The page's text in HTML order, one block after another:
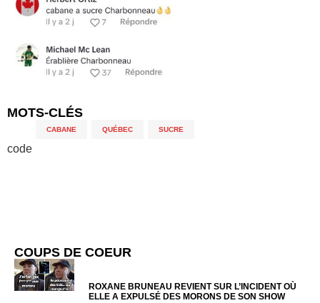
MOTS-CLÉS
CABANE QUÉBEC SUCRE
code
COUPS DE COEUR
ROXANE BRUNEAU REVIENT SUR L’INCIDENT OÙ
ELLE A EXPULSÉ DES MORONS DE SON SHOW